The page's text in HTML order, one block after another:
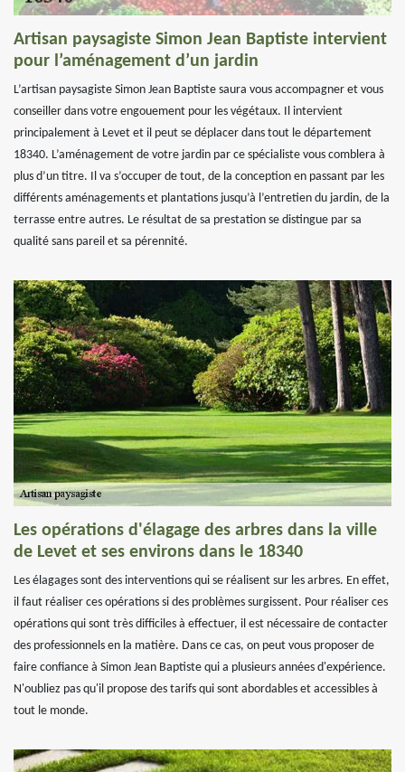
Artisan paysagiste Simon Jean Baptiste intervient
pour l’aménagement d’un jardin
L’artisan paysagiste Simon Jean Baptiste saura vous accompagner et vous
conseiller dans votre engouement pour les végétaux. Il intervient
principalement à Levet et il peut se déplacer dans tout le département
18340. L’aménagement de votre jardin par ce spécialiste vous comblera à
plus d’un titre. Il va s’occuper de tout, de la conception en passant par les
différents aménagements et plantations jusqu’à l’entretien du jardin, de la
terrasse entre autres. Le résultat de sa prestation se distingue par sa
qualité sans pareil et sa pérennité.
Les opérations d'élagage des arbres dans la ville
de Levet et ses environs dans le 18340
Les élagages sont des interventions qui se réalisent sur les arbres. En effet,
il faut réaliser ces opérations si des problèmes surgissent. Pour réaliser ces
opérations qui sont très difficiles à effectuer, il est nécessaire de contacter
des professionnels en la matière. Dans ce cas, on peut vous proposer de
faire confiance à Simon Jean Baptiste qui a plusieurs années d'expérience.
N'oubliez pas qu'il propose des tarifs qui sont abordables et accessibles à
tout le monde.